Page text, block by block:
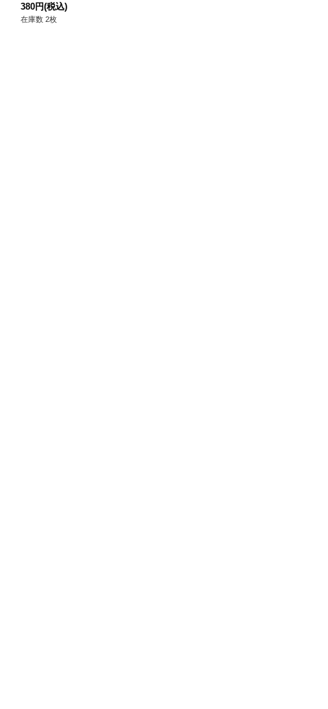
《モンスター》
380円(税込)
在庫数 2枚